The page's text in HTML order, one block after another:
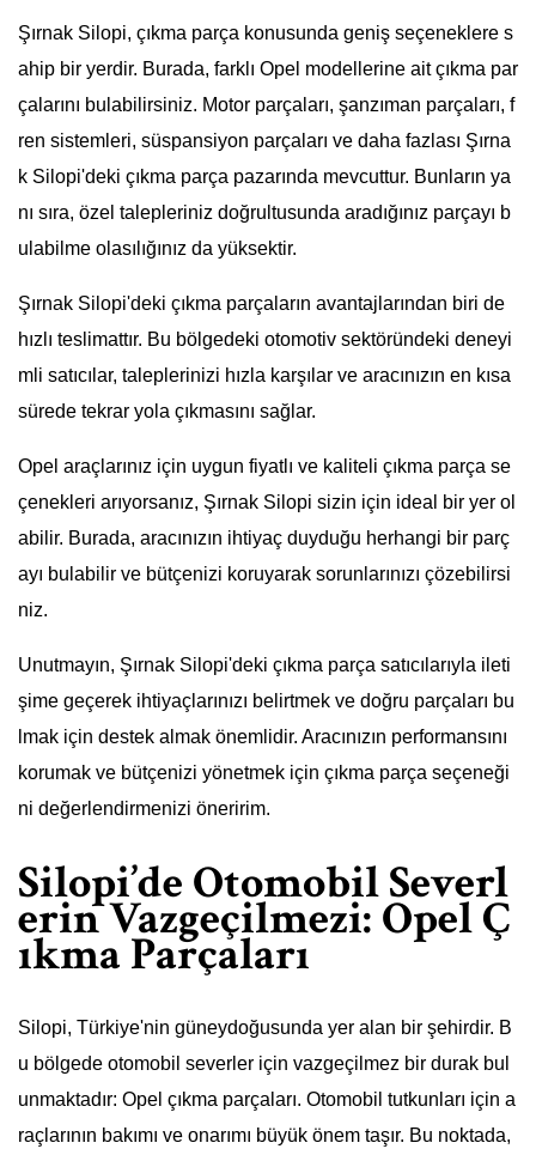
Şırnak Silopi, çıkma parça konusunda geniş seçeneklere s
ahip bir yerdir. Burada, farklı Opel modellerine ait çıkma par
çalarını bulabilirsiniz. Motor parçaları, şanzıman parçaları, f
ren sistemleri, süspansiyon parçaları ve daha fazlası Şırna
k Silopi'deki çıkma parça pazarında mevcuttur. Bunların ya
nı sıra, özel talepleriniz doğrultusunda aradığınız parçayı b
ulabilme olasılığınız da yüksektir.
Şırnak Silopi'deki çıkma parçaların avantajlarından biri de
hızlı teslimattır. Bu bölgedeki otomotiv sektöründeki deneyi
mli satıcılar, taleplerinizi hızla karşılar ve aracınızın en kısa
sürede tekrar yola çıkmasını sağlar.
Opel araçlarınız için uygun fiyatlı ve kaliteli çıkma parça se
çenekleri arıyorsanız, Şırnak Silopi sizin için ideal bir yer ol
abilir. Burada, aracınızın ihtiyaç duyduğu herhangi bir parç
ayı bulabilir ve bütçenizi koruyarak sorunlarınızı çözebilirsi
niz.
Unutmayın, Şırnak Silopi'deki çıkma parça satıcılarıyla ileti
şime geçerek ihtiyaçlarınızı belirtmek ve doğru parçaları bu
lmak için destek almak önemlidir. Aracınızın performansını
korumak ve bütçenizi yönetmek için çıkma parça seçeneği
ni değerlendirmenizi öneririm.
Silopi’de Otomobil Severl
erin Vazgeçilmezi: Opel Ç
ıkma Parçaları
Silopi, Türkiye'nin güneydoğusunda yer alan bir şehirdir. B
u bölgede otomobil severler için vazgeçilmez bir durak bul
unmaktadır: Opel çıkma parçaları. Otomobil tutkunları için a
raçlarının bakımı ve onarımı büyük önem taşır. Bu noktada,